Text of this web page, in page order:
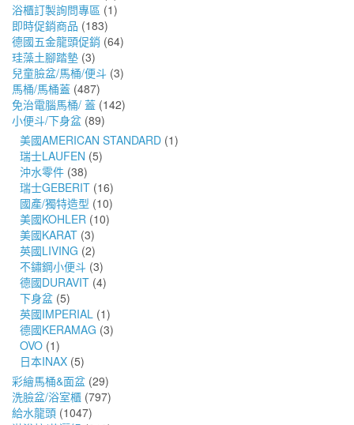
浴櫃訂製詢問專區 (1)
即時促銷商品 (183)
德國五金龍頭促銷 (64)
珪藻土腳踏墊 (3)
兒童臉盆/馬桶/便斗 (3)
馬桶/馬桶蓋 (487)
免治電腦馬桶/ 蓋 (142)
小便斗/下身盆 (89)
美國AMERICAN STANDARD (1)
瑞士LAUFEN (5)
沖水零件 (38)
瑞士GEBERIT (16)
國產/獨特造型 (10)
美國KOHLER (10)
美國KARAT (3)
英國LIVING (2)
不鏽鋼小便斗 (3)
德國DURAVIT (4)
下身盆 (5)
英國IMPERIAL (1)
德國KERAMAG (3)
OVO (1)
日本INAX (5)
彩繪馬桶&面盆 (29)
洗臉盆/浴室櫃 (797)
給水龍頭 (1047)